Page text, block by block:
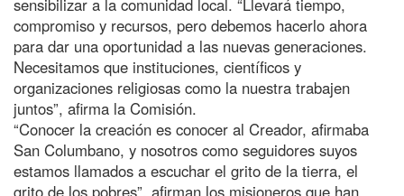
sensibilizar a la comunidad local. “Llevará tiempo,
compromiso y recursos, pero debemos hacerlo ahora
para dar una oportunidad a las nuevas generaciones.
Necesitamos que instituciones, científicos y
organizaciones religiosas como la nuestra trabajen
juntos”, afirma la Comisión.
“Conocer la creación es conocer al Creador, afirmaba
San Columbano, y nosotros como seguidores suyos
estamos llamados a escuchar el grito de la tierra, el
grito de los pobres”, afirman los misioneros que han